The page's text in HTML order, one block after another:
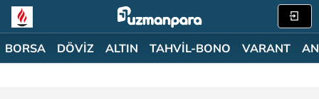
BORSA DÖVİZ ALTIN TAHVİL-BONO VARANT